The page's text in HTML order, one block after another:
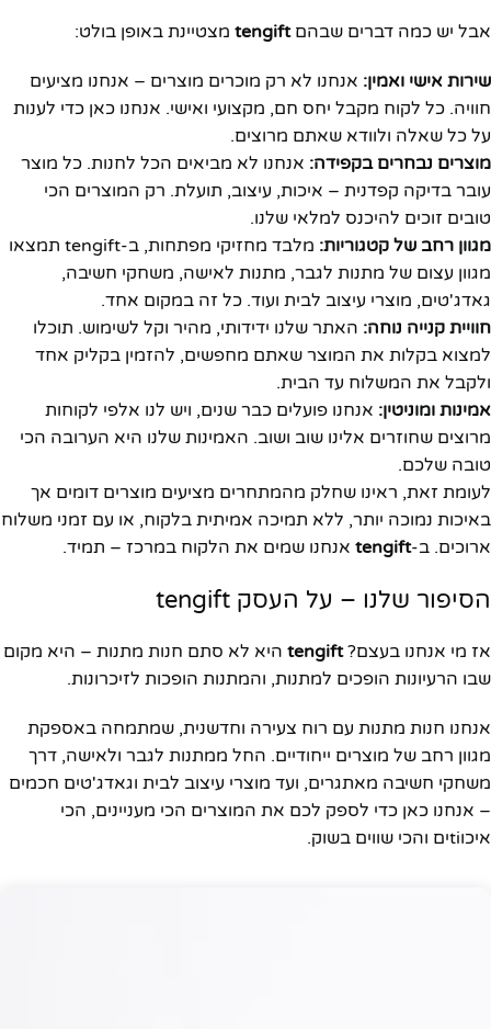
אבל יש כמה דברים שבהםtengift מצטיינת באופן בולט:
שירות אישי ואמין: אנחנו לא רק מוכרים מוצרים – אנחנו מציעים
חוויה. כל לקוח מקבל יחס חם, מקצועי ואישי. אנחנו כאן כדי לענות
על כל שאלה ולוודא שאתם מרוצים.
מוצרים נבחרים בקפידה: אנחנו לא מביאים הכל לחנות. כל מוצר
עובר בדיקה קפדנית – איכות, עיצוב, תועלת. רק המוצרים הכי
טובים זוכים להיכנס למלאי שלנו.
מגוון רחב של קטגוריות:
מלבד מחזיקי מפתחות, ב-tengift תמצאו
מגוון עצום של מתנות לגבר, מתנות לאישה, משחקי חשיבה,
גאדג'טים, מוצרי עיצוב לבית ועוד. כל זה במקום אחד.
חוויית קנייה נוחה: האתר שלנו ידידותי, מהיר וקל לשימוש. תוכלו
למצוא בקלות את המוצר שאתם מחפשים, להזמין בקליק אחד
ולקבל את המשלוח עד הבית.
אמינות ומוניטין: אנחנו פועלים כבר שנים, ויש לנו אלפי לקוחות
מרוצים שחוזרים אלינו שוב ושוב. האמינות שלנו היא הערובה הכי
טובה שלכם.
לעומת זאת, ראינו שחלק מהמתחרים מציעים מוצרים דומים אך
באיכות נמוכה יותר, ללא תמיכה אמיתית בלקוח, או עם זמני משלוח
ארוכים. ב-tengift אנחנו שמים את הלקוח במרכז – תמיד.
הסיפור שלנו – על העסק tengift
אז מי אנחנו בעצם?tengift היא לא סתם חנות מתנות – היא מקום
שבו הרעיונות הופכים למתנות, והמתנות הופכות לזיכרונות.
אנחנו חנות מתנות עם רוח צעירה וחדשנית, שמתמחה באספקת
מגוון רחב של מוצרים ייחודיים. החל ממתנות לגבר ולאישה, דרך
משחקי חשיבה מאתגרים, ועד מוצרי עיצוב לבית וגאדג'טים חכמים
– אנחנו כאן כדי לספק לכם את המוצרים הכי מעניינים, הכי
איכוtiים והכי שווים בשוק.